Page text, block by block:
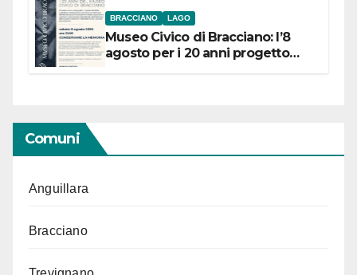
BRACCIANO LAGO
Museo Civico di Bracciano: l’8
agosto per i 20 anni progetto
Comuni
Anguillara
Bracciano